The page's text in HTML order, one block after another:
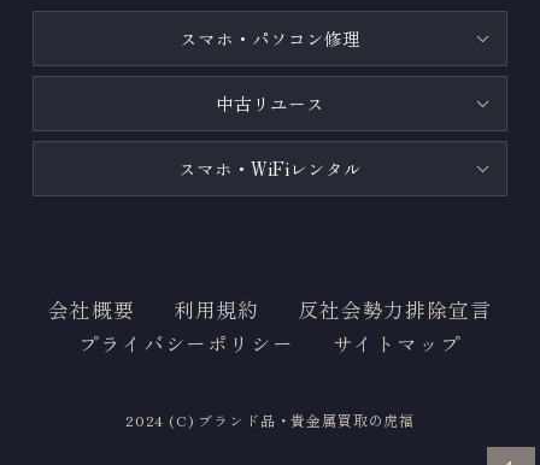
スマホ・パソコン修理
中古リユース
スマホ・WiFiレンタル
会社概要 利用規約
反社会勢力排除宣言
プライバシーポリシー
サイトマップ
2024 (C) ブランド品・貴金属買取の虎福